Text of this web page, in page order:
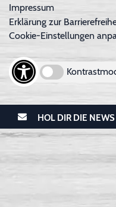
Impressum
Erklärung zur
Cookie-Einstellungen
HOL DIR DIE